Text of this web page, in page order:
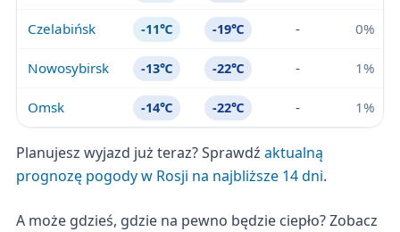
Czelabińsk -11℃ -19℃ - 0%
Nowosybirsk -13℃ -22℃ - 1%
Omsk -14℃ -22℃ - 1%
Planujesz wyjazd już teraz? Sprawdź aktualną
prognozę pogody w Rosji na najbliższe 14 dni.
A może gdzieś, gdzie na pewno będzie ciepło? Zobacz